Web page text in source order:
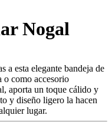
Nogal
a esta elegante bandeja de
o como accesorio
aporta un toque cálido y
y diseño ligero la hacen
lugar.